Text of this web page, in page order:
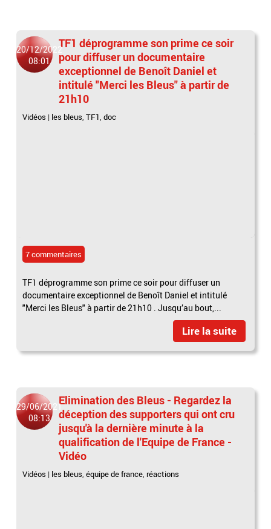
20/12/2022
08:01
TF1 déprogramme son prime ce soir
pour diffuser un documentaire
exceptionnel de Benoît Daniel et
intitulé "Merci les Bleus" à partir de
21h10
Vidéos | les bleus,TF1,doc
7 commentaires
TF1 déprogramme son prime ce soir pour diffuser un
documentaire exceptionnel de Benoît Daniel et intitulé
"Merci les Bleus" à partir de 21h10 . Jusqu’au bout,...
Lire la suite
29/06/2021
08:13
Elimination des Bleus - Regardez la
déception des supporters qui ont cru
jusqu'à la dernière minute à la
qualification de l'Equipe de France -
Vidéo
Vidéos | les bleus,équipe de france, réactions